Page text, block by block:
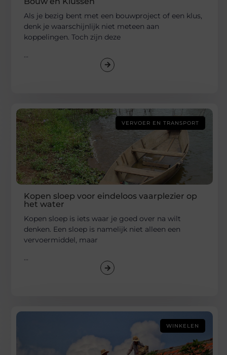
Als je bezig bent met een bouwproject of een klus,
denk je waarschijnlijk niet meteen aan
koppelingen. Toch zijn deze
...
VERVOER EN TRANSPORT
Kopen sloep voor eindeloos vaarplezier op
het water
Kopen sloep is iets waar je goed over na wilt
denken. Een sloep is namelijk niet alleen een
vervoermiddel, maar
...
WINKELEN